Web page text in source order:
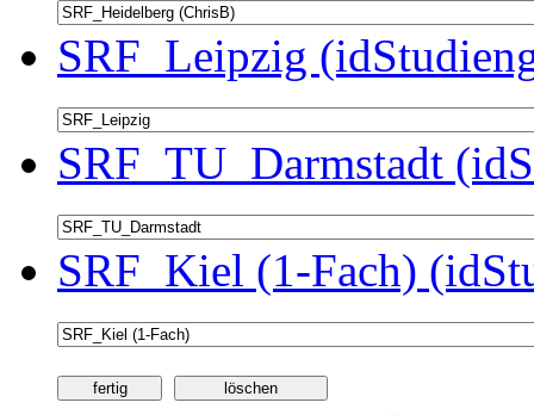
SRF_Leipzig
SRF_TU_Darmstadt
SRF_Kiel (1-Fach)